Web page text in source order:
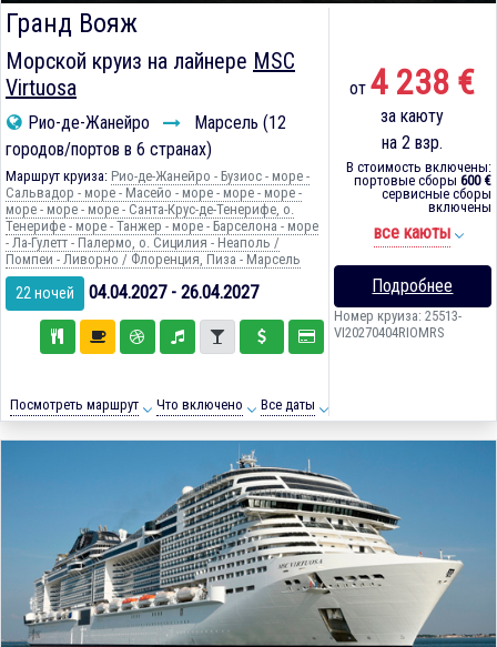
Гранд Вояж
Морской круиз на лайнере MSC
Virtuosa
Рио-де-Жанейро
Марсель (12
городов/портов в 6 странах)
Маршрут круиза: Рио-де-Жанейро - Бузиос - море -
Сальвадор - море - Масейо - море - море - море -
море - море - море - Санта-Крус-де-Тенерифе, о.
Тенерифе - море - Танжер - море - Барселона - море
- Ла-Гулетт - Палермо, о. Сицилия - Неаполь /
Помпеи - Ливорно / Флоренция, Пиза - Марсель
22 ночей 04.04.2027 - 26.04.2027
Посмотреть маршрут Что включено Все даты
от4 238 €
за каюту
на 2 взр.
В стоимость включены:
портовые сборы 600 €
сервисные сборы
включены
все каюты
Подробнее
Номер круиза: 25513-
VI20270404RIOMRS